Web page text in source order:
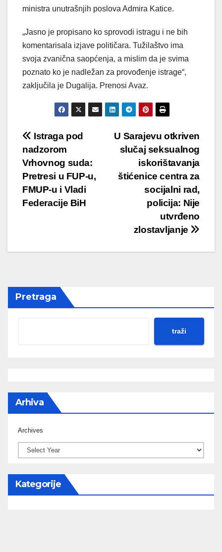
ministra unutrašnjih poslova Admira Katice.
„Jasno je propisano ko sprovodi istragu i ne bih
komentarisala izjave političara. Tužilaštvo ima
svoja zvanična saopćenja, a mislim da je svima
poznato ko je nadležan za provođenje istrage“,
zaključila je Dugalija. Prenosi Avaz.
Post
navigation
U Sarajevu otkriven
slučaj seksualnog
iskorištavanja
štićenice centra za
socijalni rad,
policija: Nije
utvrđeno
zlostavljanje
Istraga pod
nadzorom
Vrhovnog suda:
Pretresi u FUP-u,
FMUP-u i Vladi
Federacije BiH
Pretraga
traži
Arhiva
Archives
Kategorije